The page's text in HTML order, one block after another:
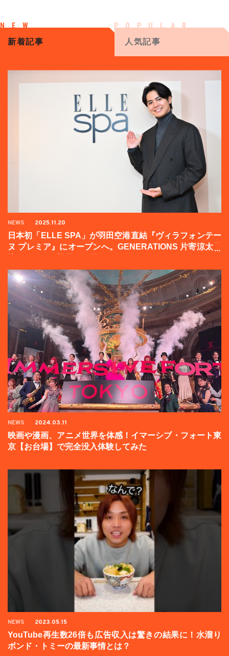
新着記事 人気記事
NEWS 2025.11.20
日本初「ELLE SPA」が羽田空港直結『ヴィラフォンテー
ヌ プレミア』にオープンへ。GENERATIONS 片寄涼太登
NEWS 2024.03.11
映画や漫画、アニメ世界を体感！イマーシブ・フォート東
京【お台場】で完全没入体験してみた
NEWS 2023.05.15
YouTube再生数26倍も広告収入は驚きの結果に！水溜り
ボンド・トミーの最新事情とは？